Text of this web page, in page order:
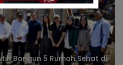
Bangun 5 Rumah Sehat di